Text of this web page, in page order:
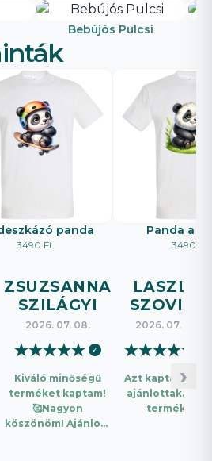
Bebújós Pulcsi
panda
3490 Ft
Panda a
3490 Ft
ZSUZSANNA
SZILÁGYI
2026. 07. 08.
★★★★★ ✓
Kiváló minőségű
terméket kaptam!
🥰Nagyon
köszönöm! Ajánlom
LASZLO
SZOVICS
2026. 07. 08.
★★★★★
Azt kaptam amit
ajánlottak. Jó a
termék.
›